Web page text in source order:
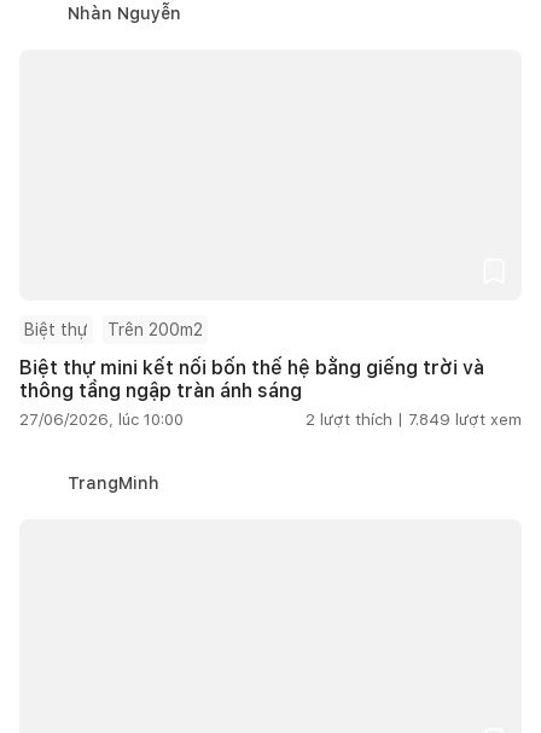
Nhàn Nguyễn
Biệt thự Trên 200m2
Biệt thự mini kết nối bốn thế hệ bằng giếng trời và
thông tầng ngập tràn ánh sáng
27/06/2026, lúc 10:00 2 lượt thích | 7.849 lượt xem
TrangMinh